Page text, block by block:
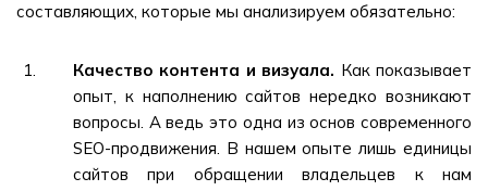
составляющих, которые мы анализируем обязательно:
Качество контента и визуала. Как показывает
опыт, к наполнению сайтов нередко возникают
вопросы. А ведь это одна из основ современного
SEO-продвижения. В нашем опыте лишь единицы
сайтов при обращении владельцев к нам